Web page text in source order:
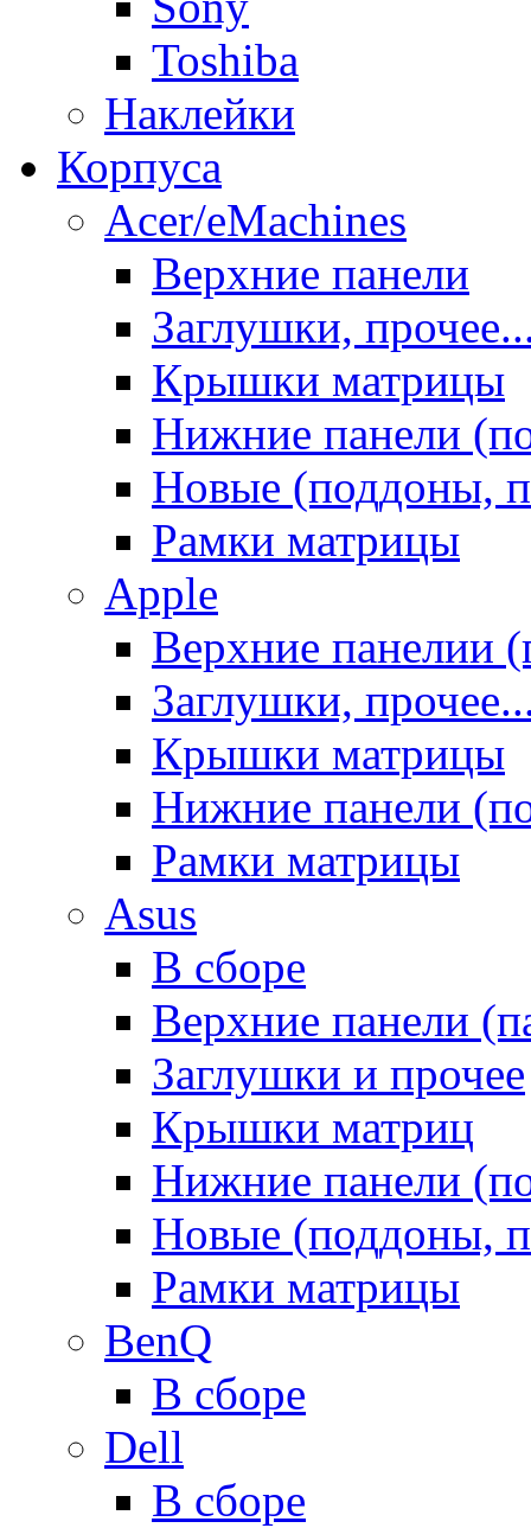
Toshiba
Наклейки
Корпуса
Acer/eMachines
Верхние панели
Заглушки,
Крышки матрицы
Нижние панели
Новые (поддоны,
Рамки матрицы
Apple
Верхние панелии
Заглушки,
Крышки матрицы
Нижние панели
Рамки матрицы
Asus
В сборе
Верхние панели
Заглушки и прочее
Крышки матриц
Нижние панели
Новые (поддоны,
Рамки матрицы
BenQ
В сборе
Dell
В сборе